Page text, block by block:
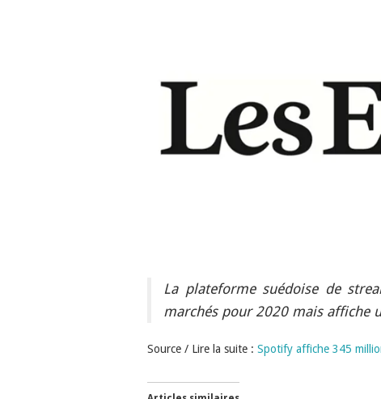
La plateforme suédoise de
marchés pour 2020 mais affiche
Source / Lire la suite : Spotify affiche 345